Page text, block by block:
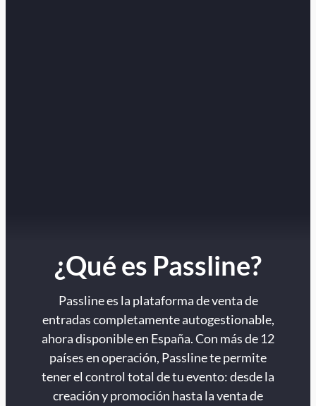
¿Qué es Passline?
Passline es la plataforma de venta de
entradas completamente autogestionable,
ahora disponible en España. Con más de 12
países en operación, Passline te permite
tener el control total de tu evento: desde la
creación y promoción hasta la venta de